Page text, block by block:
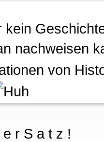
kein
nachweisen
von
r S a t z !